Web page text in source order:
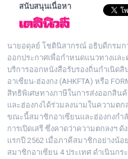
สนับสนุนเนื่อหา
นายอดุลย์ โชตินิสากรณ์ อธิบดีกรมกา
ออกประกาศเพื่อกำหนดแนวทางแล
บริการออกหนังสือรับรองถิ่นกำเนิดสิ
อาเซียน-ฮ่องกง (AHKFTA) หรือ
สิทธิพิเศษทางภาษีในการส่งออกสิน
และฮ่องกงได้ร่วมลงนามในความตก
ขณะนี้สมาชิกอาเซียนและฮ่องกงกำลั
การเปิดเสรี ซึ่งคาดว่าความตกลงฯ
แรกปี 2562 เมื่อภาคีสมาชิกอย่างน้อ
สมาชิกอาเซียน 4 ประเทศ ดำเนินก